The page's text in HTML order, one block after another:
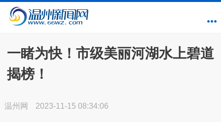
一睹为快！市级美丽河湖水上碧道
揭榜！
温州网 2023-11-15 08:34:06